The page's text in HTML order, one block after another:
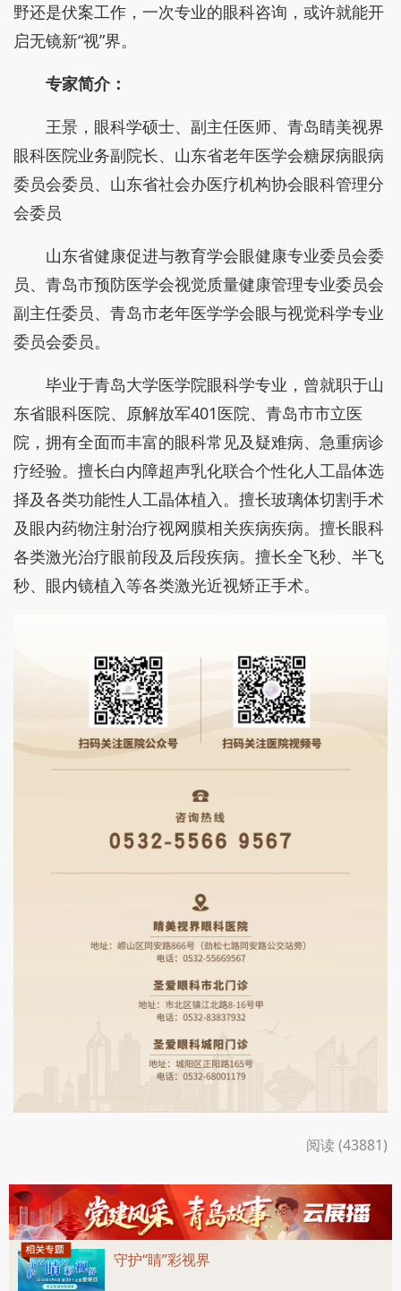
野还是伏案工作，一次专业的眼科咨询，或许就能开
启无镜新“视”界。
专家简介：
王景，眼科学硕士、副主任医师、青岛睛美视界
眼科医院业务副院长、山东省老年医学会糖尿病眼病
委员会委员、山东省社会办医疗机构协会眼科管理分
会委员
山东省健康促进与教育学会眼健康专业委员会委
员、青岛市预防医学会视觉质量健康管理专业委员会
副主任委员、青岛市老年医学学会眼与视觉科学专业
委员会委员。
毕业于青岛大学医学院眼科学专业，曾就职于山
东省眼科医院、原解放军401医院、青岛市市立医
院，拥有全面而丰富的眼科常见及疑难病、急重病诊
疗经验。擅长白内障超声乳化联合个性化人工晶体选
择及各类功能性人工晶体植入。擅长玻璃体切割手术
及眼内药物注射治疗视网膜相关疾病疾病。擅长眼科
各类激光治疗眼前段及后段疾病。擅长全飞秒、半飞
秒、眼内镜植入等各类激光近视矫正手术。
阅读 (43881)
守护“睛”彩视界